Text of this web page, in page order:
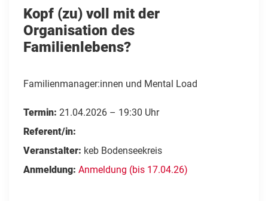
Kopf (zu) voll mit der
Organisation des
Familienlebens?
Familienmanager:innen und Mental Load
Termin: 21.04.2026 – 19:30 Uhr
Referent/in:
Veranstalter: keb Bodenseekreis
Anmeldung: Anmeldung (bis 17.04.26)